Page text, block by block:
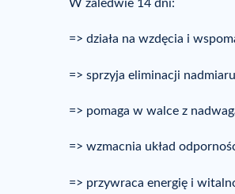
W zaledwie 14 dni:
=> działa na wzdęcia i
=> sprzyja eliminacji
=> pomaga w walce z
=> wzmacnia układ
=> przywraca energię i